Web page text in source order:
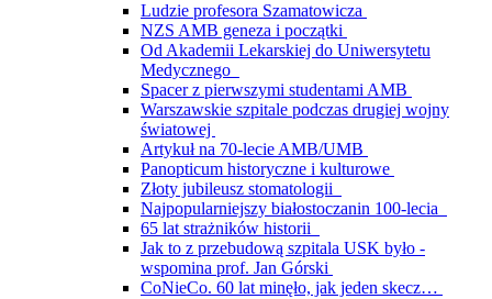
Ludzie profesora Szamatowicza
NZS AMB geneza i początki
Od Akademii Lekarskiej do Uniwersytetu
Medycznego
Spacer z pierwszymi studentami AMB
Warszawskie szpitale podczas drugiej wojny
światowej
Artykuł na 70-lecie AMB/UMB
Panopticum historyczne i kulturowe
Złoty jubileusz stomatologii
Najpopularniejszy białostoczanin 100-lecia
65 lat strażników historii
Jak to z przebudową szpitala USK było -
wspomina prof. Jan Górski
CoNieCo. 60 lat minęło, jak jeden skecz…